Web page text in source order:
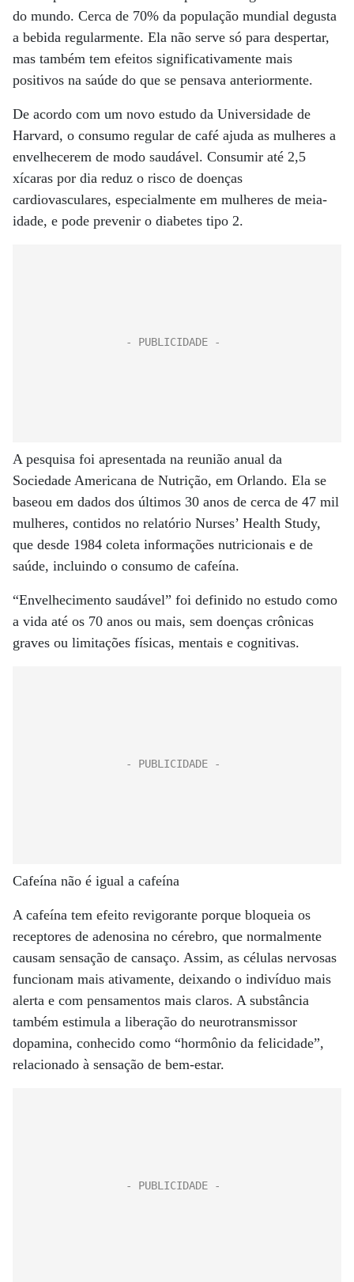
do mundo. Cerca de 70% da população mundial degusta
a bebida regularmente. Ela não serve só para despertar,
mas também tem efeitos significativamente mais
positivos na saúde do que se pensava anteriormente.
De acordo com um novo estudo da Universidade de
Harvard, o consumo regular de café ajuda as mulheres a
envelhecerem de modo saudável. Consumir até 2,5
xícaras por dia reduz o risco de doenças
cardiovasculares, especialmente em mulheres de meia-
idade, e pode prevenir o diabetes tipo 2.
A pesquisa foi apresentada na reunião anual da
Sociedade Americana de Nutrição, em Orlando. Ela se
baseou em dados dos últimos 30 anos de cerca de 47 mil
mulheres, contidos no relatório Nurses’ Health Study,
que desde 1984 coleta informações nutricionais e de
saúde, incluindo o consumo de cafeína.
“Envelhecimento saudável” foi definido no estudo como
a vida até os 70 anos ou mais, sem doenças crônicas
graves ou limitações físicas, mentais e cognitivas.
Cafeína não é igual a cafeína
A cafeína tem efeito revigorante porque bloqueia os
receptores de adenosina no cérebro, que normalmente
causam sensação de cansaço. Assim, as células nervosas
funcionam mais ativamente, deixando o indivíduo mais
alerta e com pensamentos mais claros. A substância
também estimula a liberação do neurotransmissor
dopamina, conhecido como “hormônio da felicidade”,
relacionado à sensação de bem-estar.